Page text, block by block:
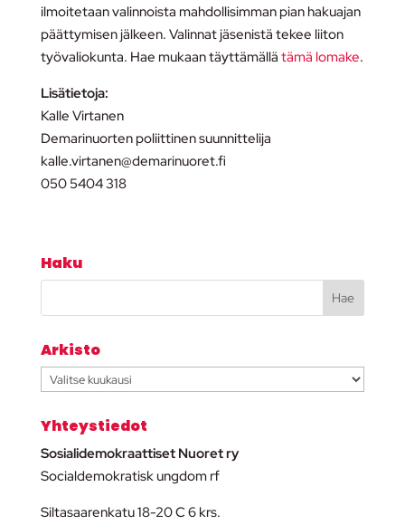
ilmoitetaan valinnoista mahdollisimman pian hakuajan
päättymisen jälkeen. Valinnat jäsenistä tekee liiton
työvaliokunta. Hae mukaan täyttämällä tämä lomake.
Lisätietoja:
Kalle Virtanen
Demarinuorten poliittinen suunnittelija
kalle.virtanen@demarinuoret.fi
050 5404 318
Haku
Arkisto
Arkisto
Yhteystiedot
Sosialidemokraattiset Nuoret ry
Socialdemokratisk ungdom rf
Siltasaarenkatu 18-20 C 6 krs.